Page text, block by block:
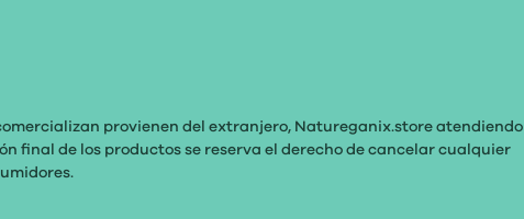
provienen del extranjero, Natureganix.store atendiendo
final de los productos se reserva el derecho de cancelar cualquier